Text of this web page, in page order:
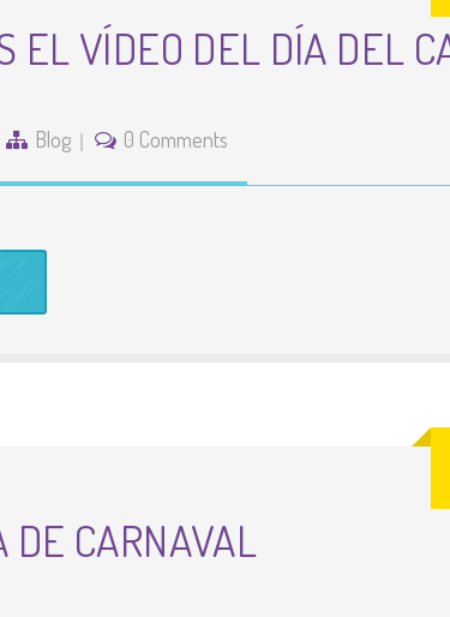
EL VÍDEO DEL DÍA DEL
Blog 0 Comments
DE CARNAVAL